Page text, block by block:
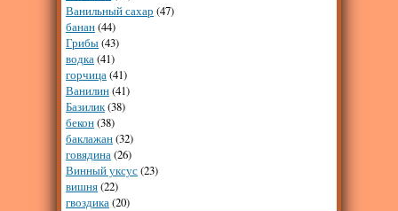
Ванильный сахар (47)
банан(44)
Грибы(43)
водка(41)
горчица(41)
Ванилин(41)
Базилик(38)
бекон(38)
баклажан(32)
говядина(26)
Винный уксус(23)
вишня(22)
гвоздика(20)